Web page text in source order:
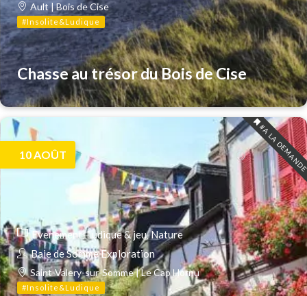
Ault | Bois de Cise
#Insolite&Ludique
Chasse au trésor du Bois de Cise
#A LA
10 AOÛT
Evenement Ludique & jeu Nature
Baie de Somme Exploration
Saint-Valery-sur-Somme | Le Cap Hornu
#Insolite&Ludique